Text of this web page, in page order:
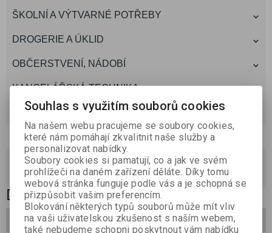
ŠKOLNÍ A VÝTVARNÉ POTŘEBY
DROGERIE A ÚKLID
OBČERSTVENÍ, NÁDOBÍ
KANCELÁŘSKÁ TECHNIKA
TONERY A CARTRIDGE
Akce,novinky
akce (0)
novinky (0)
DESKY SE ŠIKMÝM ROHEM
Filtrovat
Souhlas s využitím souborů cookies
Na našem webu pracujeme se soubory cookies,
které nám pomáhají zkvalitnit naše služby a
personalizovat nabídky.
Soubory cookies si pamatují, co a jak ve svém
prohlížeči na daném zařízení děláte. Díky tomu
webová stránka funguje podle vás a je schopná se
přizpůsobit vašim preferencím.
Blokování některých typů souborů může mít vliv
na vaši uživatelskou zkušenost s naším webem,
také nebudeme schopni poskytnout vám nabídku